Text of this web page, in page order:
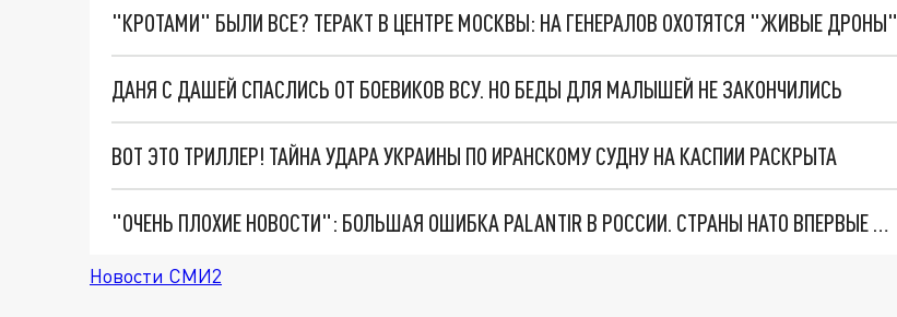
"КРОТАМИ" БЫЛИ ВСЕ? ТЕРАКТ В ЦЕНТРЕ МОСКВЫ: НА ГЕНЕРАЛОВ ОХОТЯТСЯ "ЖИВЫЕ ДРОНЫ"
ДАНЯ С ДАШЕЙ СПАСЛИСЬ ОТ БОЕВИКОВ ВСУ. НО БЕДЫ ДЛЯ МАЛЫШЕЙ НЕ ЗАКОНЧИЛИСЬ
ВОТ ЭТО ТРИЛЛЕР! ТАЙНА УДАРА УКРАИНЫ ПО ИРАНСКОМУ СУДНУ НА КАСПИИ РАСКРЫТА
"ОЧЕНЬ ПЛОХИЕ НОВОСТИ": БОЛЬШАЯ ОШИБКА PALANTIR В РОССИИ. СТРАНЫ НАТО ВПЕРВЫЕ ЗА СВО ОСТАНОВИЛИ ПОСТАВКИ ОРУЖИЯ. ВСУ ТЕРЯЮТ ПРИГРАНИЧЬЕ?
Новости СМИ2